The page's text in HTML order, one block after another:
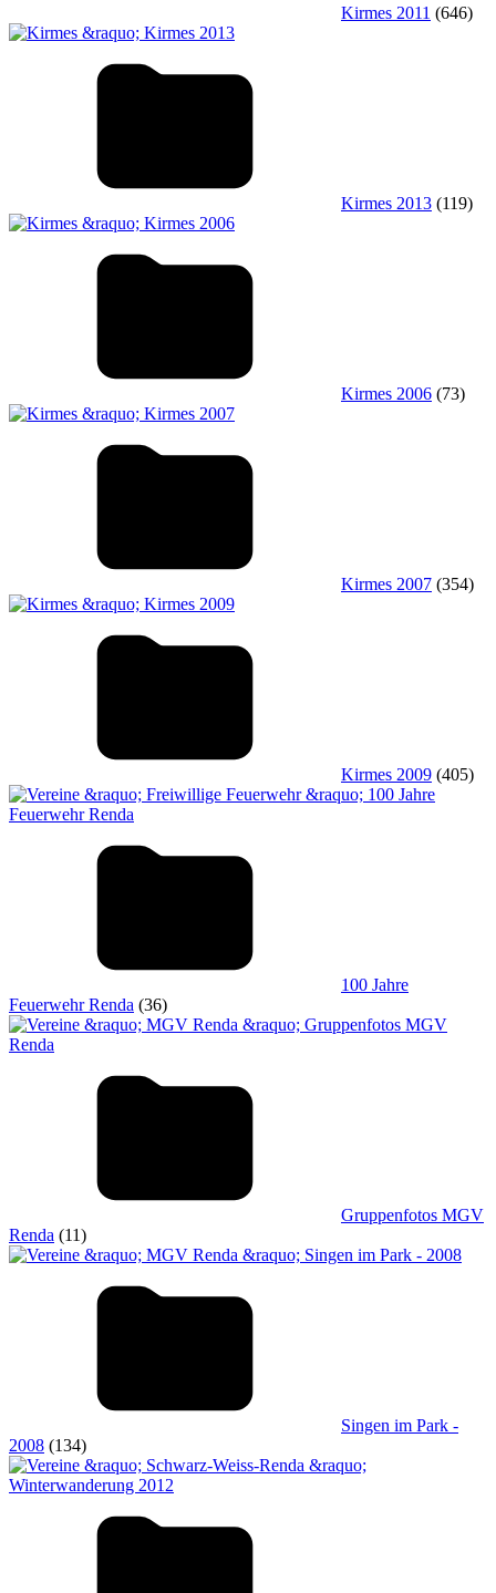
Kirmes 2011 (646)
Kirmes 2013 (119)
Kirmes 2006 (73)
Kirmes 2007 (354)
Kirmes 2009 (405)
100 Jahre
Feuerwehr Renda (36)
Gruppenfotos MGV
Renda (11)
Singen im Park -
2008 (134)